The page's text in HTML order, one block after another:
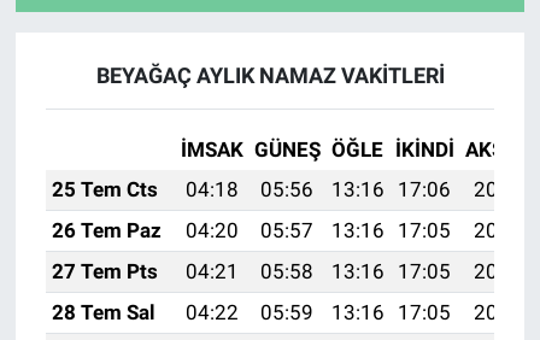
BEYAĞAÇ AYLIK NAMAZ VAKITLERI
İMSAK GÜNEŞ ÖĞLE İKINDI AKŞAM
25 Tem Cts
04:18 05:56 13:16 17:06
20:26
26 Tem Paz
04:20 05:57 13:16 17:05
20:25
27 Tem Pts
04:21 05:58 13:16 17:05
20:24
28 Tem Sal
04:22 05:59 13:16 17:05
20:23